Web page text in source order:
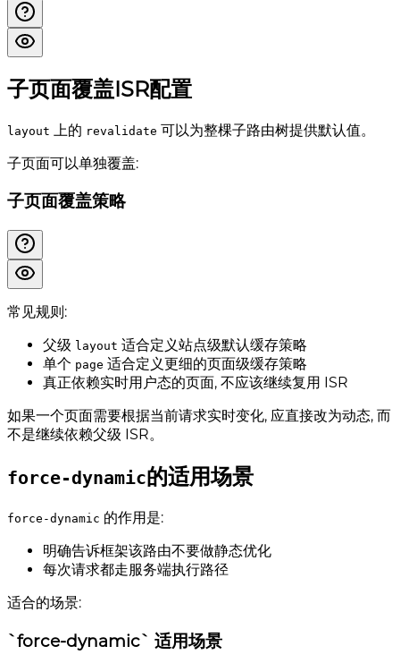
子页面覆盖ISR配置
layout 上的 revalidate 可以为整棵子路由树提供默认值。
子页面可以单独覆盖:
子页面覆盖策略
常见规则:
父级 layout 适合定义站点级默认缓存策略
单个 page 适合定义更细的页面级缓存策略
真正依赖实时用户态的页面, 不应该继续复用 ISR
如果一个页面需要根据当前请求实时变化, 应直接改为动态, 而
不是继续依赖父级 ISR。
force-dynamic的适用场景
force-dynamic 的作用是:
明确告诉框架该路由不要做静态优化
每次请求都走服务端执行路径
适合的场景:
`force-dynamic` 适用场景